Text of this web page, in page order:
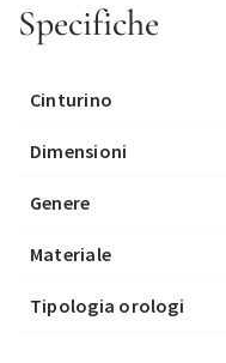
Specifiche
Cinturino
Dimensioni
Genere
Materiale
Tipologia orologi